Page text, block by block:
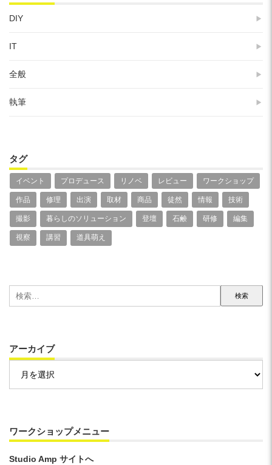
DIY
IT
全般
執筆
タグ
イベント プロデュース リノベ レビュー ワークショップ
作品 修理 出演 取材 商品 徒然 情報 技術
撮影 暮らしのソリューション 登壇 石鹸 研修 編集
視察 講習 道具萌え
索:
アーカイブ
カ
ワークショップメニュー
Studio Amp サイトへ